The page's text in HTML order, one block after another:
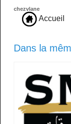
chezvlane
Accueil
Dans la